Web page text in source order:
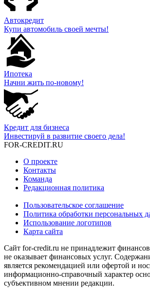
Автокредит
Купи автомобиль своей мечты!
Ипотека
Начни жить по-новому!
Кредит для бизнеса
Инвестируй в развитие своего дела!
FOR-CREDIT.RU
О проекте
Контакты
Команда
Редакционная политика
Пользовательское соглашение
Политика обработки персональных
Использование логотипов
Карта сайта
Сайт for-credit.ru не принадлежит
не оказывает финансовых услуг.
является рекомендацией или офертой и
информационно-справочный характер
субъективном мнении редакции.